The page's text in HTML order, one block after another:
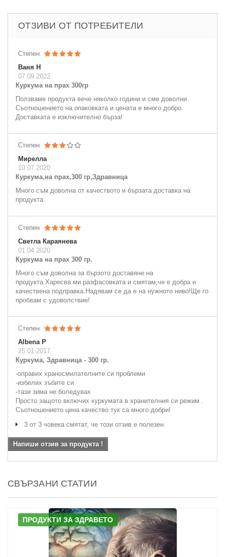
ОТЗИВИ ОТ ПОТРЕБИТЕЛИ
Степен
Ваня Н
07.09.2022
Куркума на прах 300гр
Ползваме продукта вече няколко години и сме доволни.
Съотношението на опаковката и цената е много добро.
Доставката е изключително бърза!
Степен
Мирелла
10.07.2020
Куркума,на прах,300 гр,Здравница
Много съм доволна от качеството и бързата доставка на
продукта.
Степен
Светла Караянева
01.04.2020
Куркума на прах 300 гр.
Много съм доволна за бързото доставяне на
продукта.Харесва ми разфасовката и смятам,че е добра и
качествена подправка.Надявам се да е на нужното ниво!Ще го
пробвам с удоволствие!
Степен
Albena P
25.01.2017
Куркума, Здравница - 300 гр.
-оправих храносмилателните си проблеми
-избелих зъбите си
-тази зима не боледувах
Просто защото включих куркумата в хранителния си режим .
Съотношението цена качество тук са много добри!
3 от 3 човека смятат, че този отзив е полезен.
Напиши отзив за продукта !
СВЪРЗАНИ СТАТИИ
ПРОДУКТИ ЗА ЗДРАВЕТО